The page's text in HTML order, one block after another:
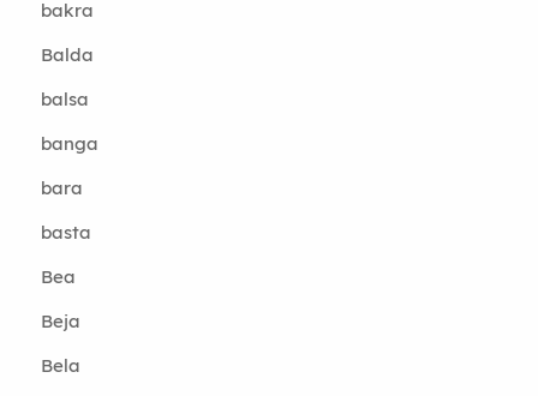
bakra
Balda
balsa
banga
bara
basta
Bea
Beja
Bela